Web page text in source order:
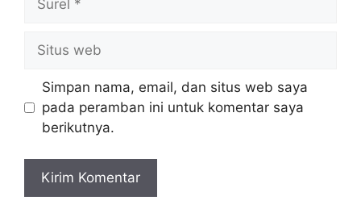
Situs
web
Simpan nama, email, dan situs web saya
pada peramban ini untuk komentar saya
berikutnya.